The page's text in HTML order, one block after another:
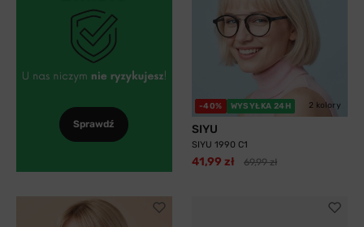
Sprawdź
-40% WYSYŁKA 24H 2 kolory
SIYU
SIYU 1990 C1
41,99 zł 69,99 zł